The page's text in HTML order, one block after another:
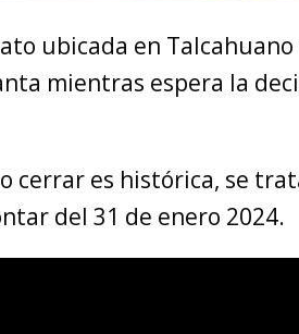
ubicada en
mientras espera la
cerrar es histórica, se
del 31 de enero 2024.